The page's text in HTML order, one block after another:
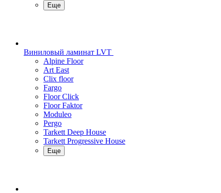
Еще
Виниловый ламинат LVT
Alpine Floor
Art East
Clix floor
Fargo
Floor Click
Floor Faktor
Moduleo
Pergo
Tarkett Deep House
Tarkett Progressive House
Еще